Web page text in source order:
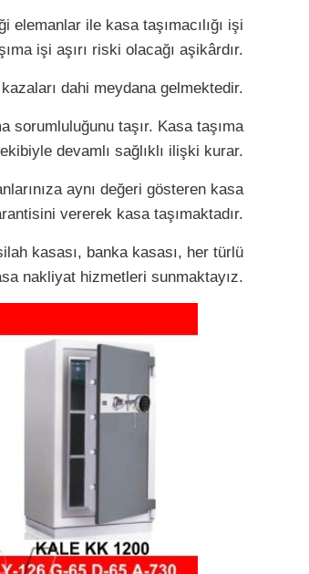
ile kasa taşımacılığı işi
işi aşırı riski olacağı aşikârdır.
dahi meydana gelmektedir.
sorumluluğunu taşır. Kasa taşıma
devamlı sağlıklı ilişki kurar.
aynı değeri gösteren kasa
vererek kasa taşımaktadır.
kasası, banka kasası, her türlü
nakliyat hizmetleri sunmaktayız.